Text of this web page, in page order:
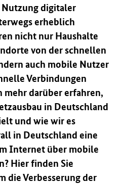
digitaler
erheblich
nicht nur Haushalte
von der schnellen
auch mobile Nutzer
Verbindungen
mehr darüber erfahren,
in Deutschland
und wie wir es
in Deutschland eine
Internet über mobile
Hier finden Sie
die Verbesserung der